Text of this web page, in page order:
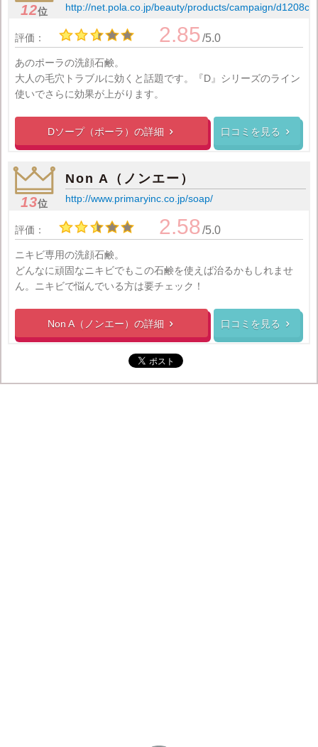
12位 http://net.pola.co.jp/beauty/products/campaign/d1208c
評価： 2.85/5.0
あのポーラの洗顔石鹸。
大人の毛穴トラブルに効くと話題です。『D』シリーズのライン
使いでさらに効果が上がります。
Dソープ（ポーラ）の詳細  口コミを見る 
13位
Non A（ノンエー）
http://www.primaryinc.co.jp/soap/
評価： 2.58/5.0
ニキビ専用の洗顔石鹸。
どんなに頑固なニキビでもこの石鹸を使えば治るかもしれませ
ん。ニキビで悩んでいる方は要チェック！
Non A（ノンエー）の詳細  口コミを見る 